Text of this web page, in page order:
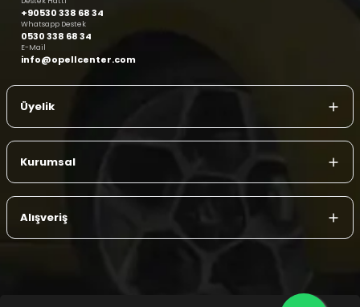
+90530 338 68 34
Whatsapp Destek
0530 338 68 34
E-Mail
info@opellcenter.com
Üyelik
Kurumsal
Alışveriş